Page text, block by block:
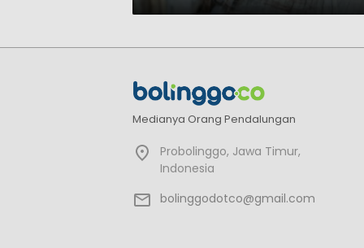
Medianya Orang Pendalungan
Probolinggo, Jawa Timur,
Indonesia
bolinggodotco@gmail.com